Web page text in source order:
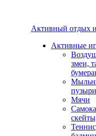
Активный отдых
Активные
змеи,
пузыри
Мячи